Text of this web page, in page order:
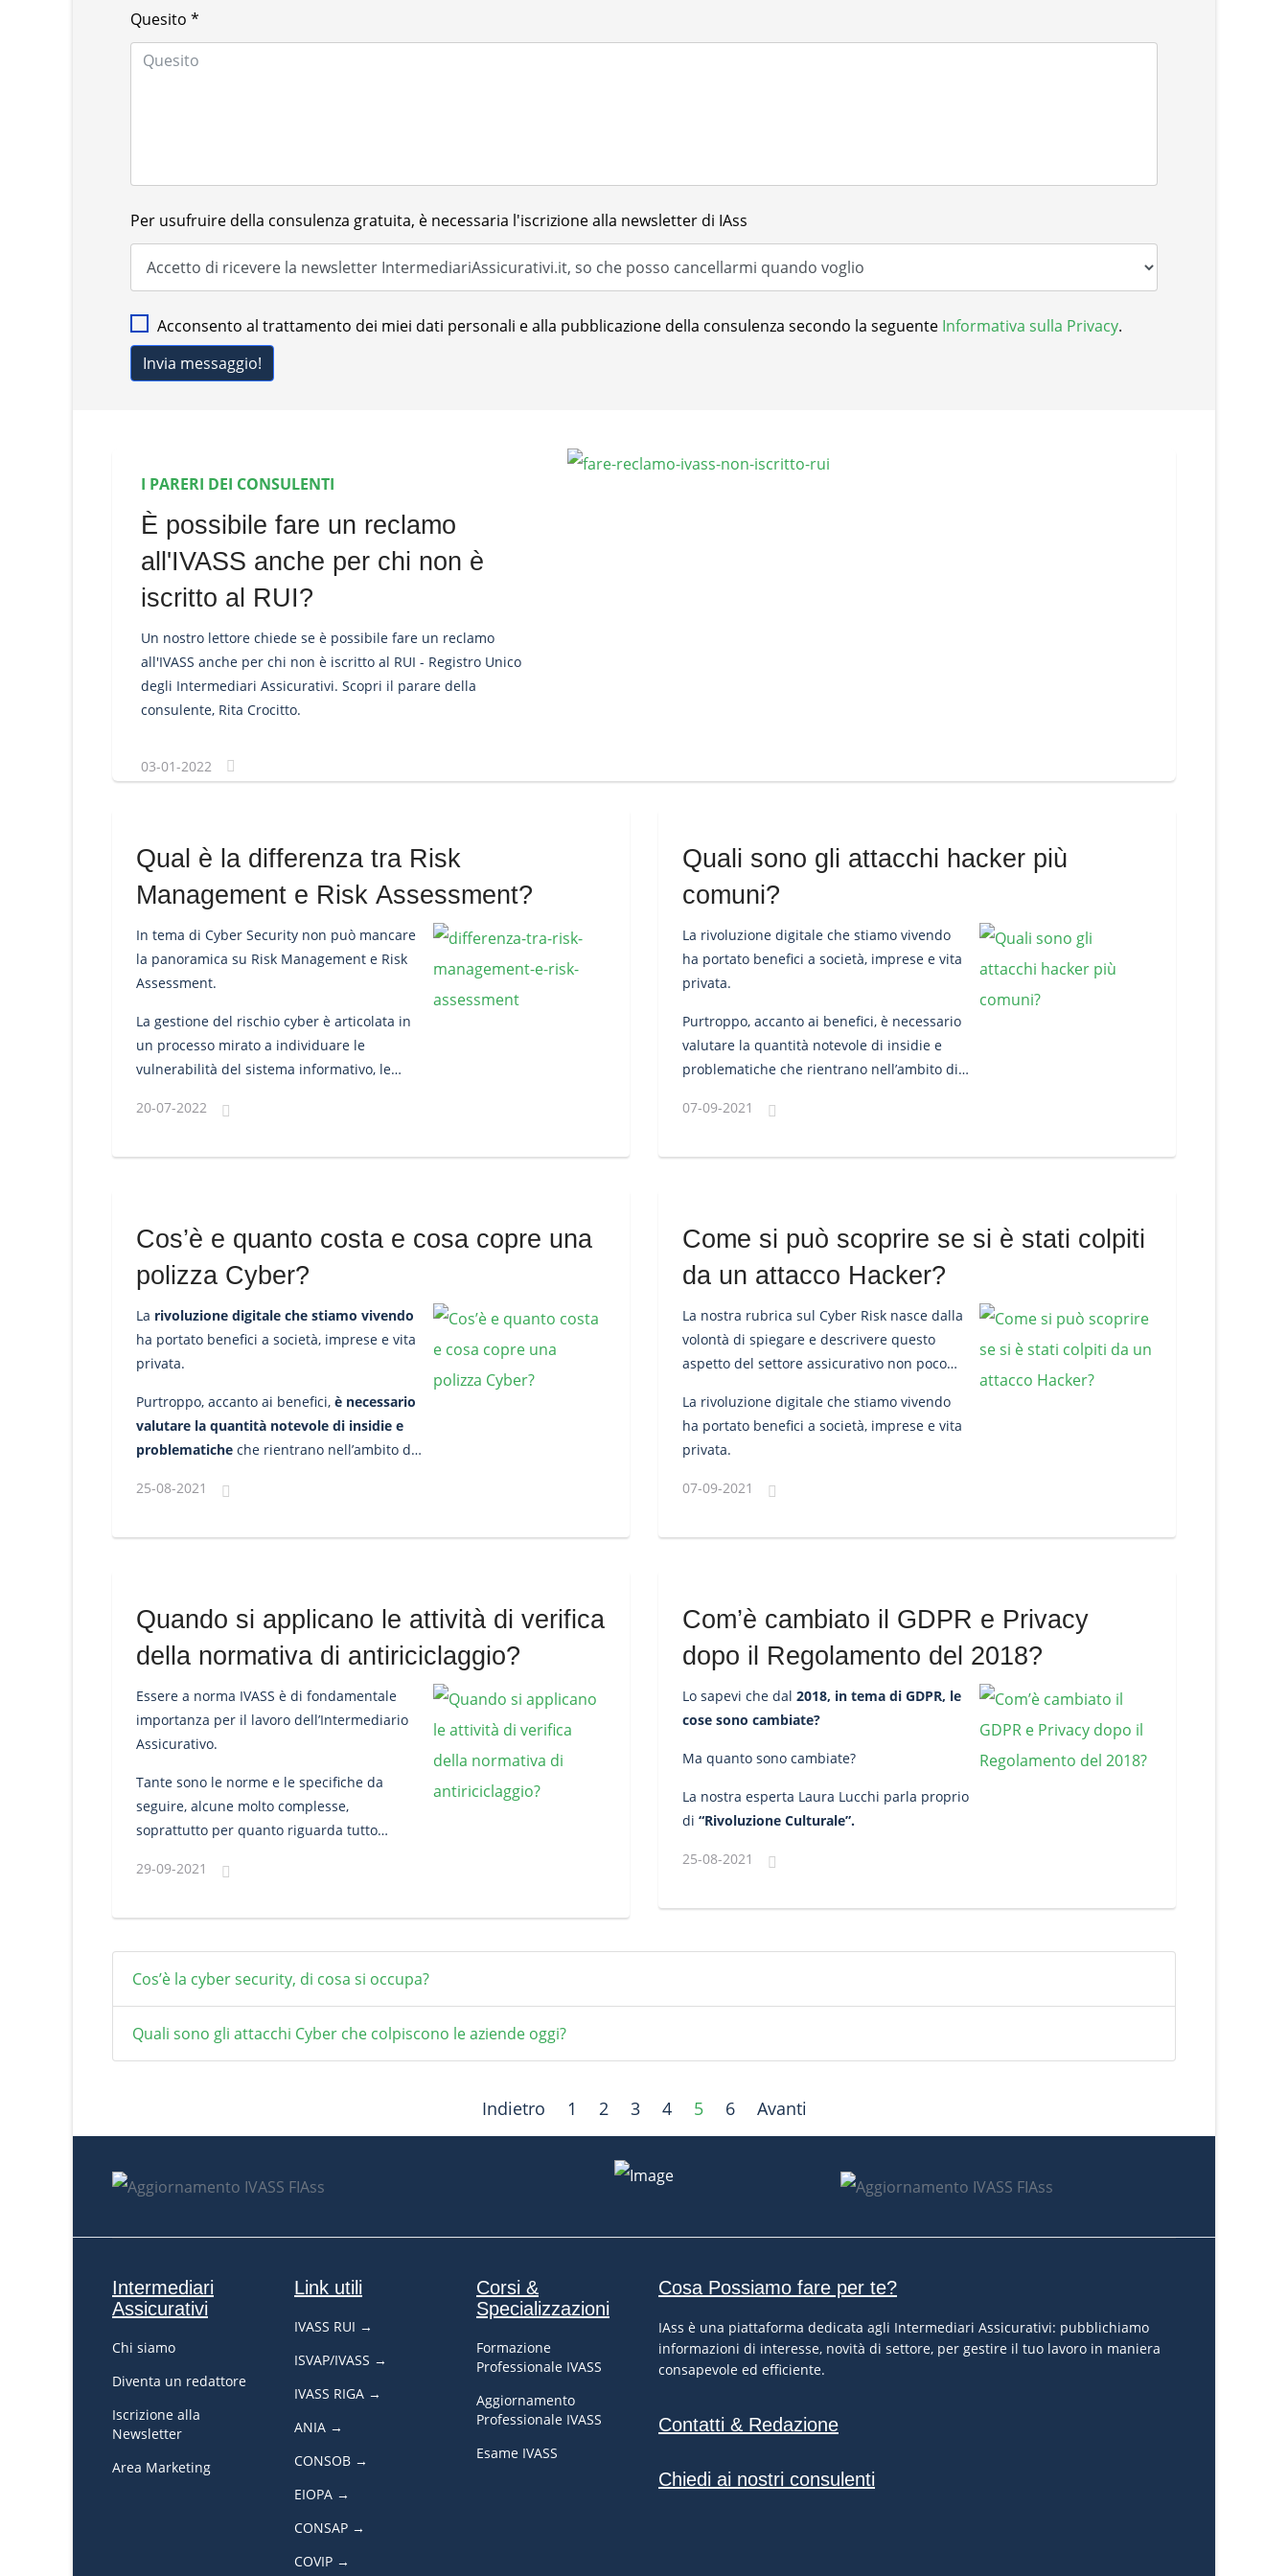
Quesito *
Per usufruire della consulenza gratuita, è necessaria l'iscrizione alla newsletter di IAss
Acconsento al trattamento dei miei dati personali e alla pubblicazione della consulenza secondo la seguente Informativa sulla Privacy.
Invia messaggio!
I PARERI DEI CONSULENTI
È possibile fare un reclamo
all'IVASS anche per chi non è
iscritto al RUI?
Un nostro lettore chiede se è possibile fare un reclamo
all'IVASS anche per chi non è iscritto al RUI - Registro Unico
degli Intermediari Assicurativi. Scopri il parare della
consulente, Rita Crocitto.
03-01-2022
Qual è la differenza tra Risk
Management e Risk Assessment?
In tema di Cyber Security non può mancare
la panoramica su Risk Management e Risk
Assessment.
La gestione del rischio cyber è articolata in
un processo mirato a individuare le
vulnerabilità del sistema informativo, le
violazione della sicurezza.
20-07-2022
Quali sono gli attacchi hacker più
comuni?
La rivoluzione digitale che stiamo vivendo
ha portato benefici a società, imprese e vita
privata.
Purtroppo, accanto ai benefici, è necessario
valutare la quantità notevole di insidie e
problematiche che rientrano nell’ambito di
informatico”.
07-09-2021
Cos’è e quanto costa e cosa copre una
polizza Cyber?
La rivoluzione digitale che stiamo vivendo
ha portato benefici a società, imprese e vita
privata.
Purtroppo, accanto ai benefici, è necessario
valutare la quantità notevole di insidie e
problematiche che rientrano nell’ambito di
informatico”.
25-08-2021
Come si può scoprire se si è stati colpiti
da un attacco Hacker?
La nostra rubrica sul Cyber Risk nasce dalla
volontà di spiegare e descrivere questo
aspetto del settore assicurativo non poco
La rivoluzione digitale che stiamo vivendo
ha portato benefici a società, imprese e vita
privata.
07-09-2021
Quando si applicano le attività di verifica
della normativa di antiriciclaggio?
Essere a norma IVASS è di fondamentale
importanza per il lavoro dell’Intermediario
Assicurativo.
Tante sono le norme e le specifiche da
seguire, alcune molto complesse,
soprattutto per quanto riguarda tutto
29-09-2021
Com’è cambiato il GDPR e Privacy
dopo il Regolamento del 2018?
Lo sapevi che dal 2018, in tema di GDPR, le
cose sono cambiate?
Ma quanto sono cambiate?
La nostra esperta Laura Lucchi parla proprio
di “Rivoluzione Culturale”.
25-08-2021
Cos’è la cyber security, di cosa si occupa?
Quali sono gli attacchi Cyber che colpiscono le aziende oggi?
Indietro 1 2 3 4 5 6 Avanti
Intermediari
Assicurativi
Chi siamo
Diventa un redattore
Iscrizione alla
Newsletter
Area Marketing
Link utili
IVASS RUI →
ISVAP/IVASS →
IVASS RIGA →
ANIA →
CONSOB →
EIOPA →
CONSAP →
COVIP →
Corsi &
Specializzazioni
Formazione
Professionale IVASS
Aggiornamento
Professionale IVASS
Esame IVASS
Cosa Possiamo fare per te?
IAss è una piattaforma dedicata agli Intermediari Assicurativi: pubblichiamo
informazioni di interesse, novità di settore, per gestire il tuo lavoro in maniera
consapevole ed efficiente.
Contatti & Redazione
Chiedi ai nostri consulenti